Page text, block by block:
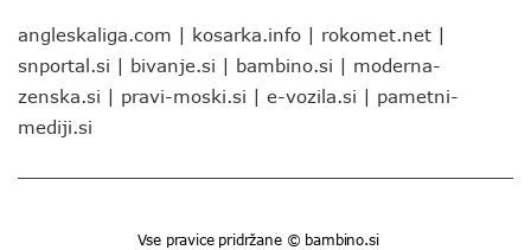
angleskaliga.com | kosarka.info | rokomet.net |
snportal.si | bivanje.si | bambino.si | moderna-
zenska.si | pravi-moski.si | e-vozila.si | pametni-
mediji.si
Vse pravice pridržane © bambino.si